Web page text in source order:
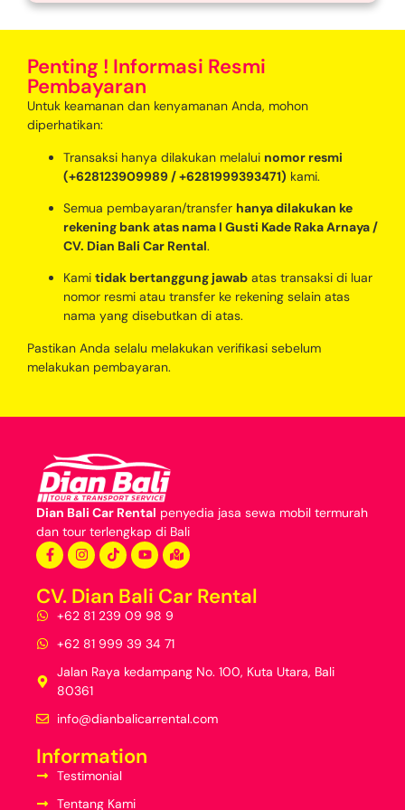
Penting ! Informasi Resmi
Pembayaran
Untuk keamanan dan kenyamanan Anda, mohon
diperhatikan:
Transaksi hanya dilakukan melalui nomor resmi
(+628123909989 / +6281999393471) kami.
Semua pembayaran/transfer hanya dilakukan ke
rekening bank atas nama I Gusti Kade Raka Arnaya /
CV. Dian Bali Car Rental.
Kami tidak bertanggung jawab atas transaksi di luar
nomor resmi atau transfer ke rekening selain atas
nama yang disebutkan di atas.
Pastikan Anda selalu melakukan verifikasi sebelum
melakukan pembayaran.
Dian Bali Car Rental penyedia jasa sewa mobil termurah
dan tour terlengkap di Bali
CV. Dian Bali Car Rental
+62 81 239 09 98 9
+62 81 999 39 34 71
Jalan Raya kedampang No. 100, Kuta Utara, Bali
80361
info@dianbalicarrental.com
Information
Testimonial
Tentang Kami